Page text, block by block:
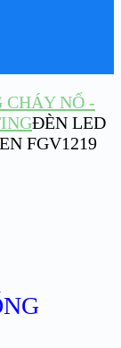
CHÁY NỔ -
ĐÈN LED
FGV1219